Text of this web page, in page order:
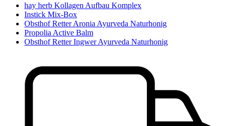
hay herb Kollagen Aufbau Komplex
Instick Mix-Box
Obsthof Retter Aronia Ayurveda Naturhonig
Propolia Active Balm
Obsthof Retter Ingwer Ayurveda Naturhonig